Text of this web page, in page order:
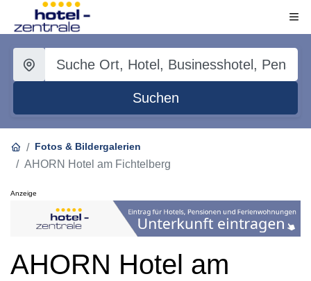
Suchen
Fotos & Bildergalerien
AHORN Hotel am Fichtelberg
Anzeige
AHORN Hotel am